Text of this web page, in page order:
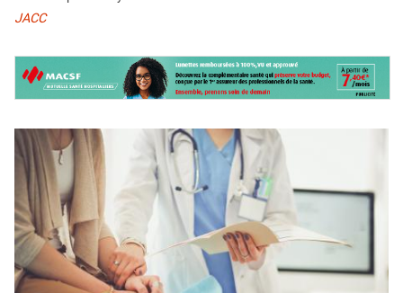
JACC